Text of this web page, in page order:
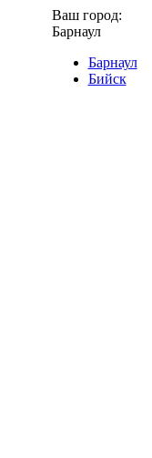
Ваш город:
Барнаул
Барнаул
Бийск